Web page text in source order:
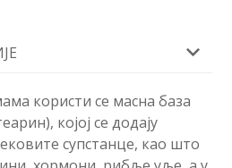
користи се масна база
којој се додају
супстанце, као што